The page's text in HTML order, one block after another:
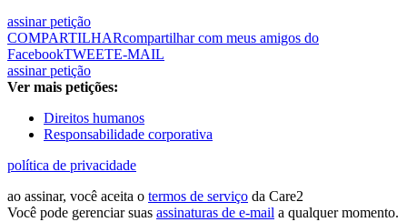
assinar petição
COMPARTILHARcompartilhar com meus amigos do
FacebookTWEETE-MAIL
assinar petição
Ver mais petições:
Direitos humanos
Responsabilidade corporativa
política de privacidade
ao assinar, você aceita o termos de serviço da Care2
Você pode gerenciar suas assinaturas de e-mail a qualquer momento.